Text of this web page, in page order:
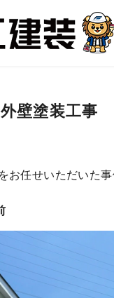
壁塗装工事
任せいただいた